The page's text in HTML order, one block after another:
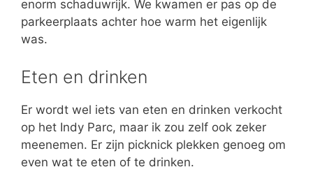
enorm schaduwrijk. We kwamen er pas op de
parkeerplaats achter hoe warm het eigenlijk
was.
Eten en drinken
Er wordt wel iets van eten en drinken verkocht
op het Indy Parc, maar ik zou zelf ook zeker
meenemen. Er zijn picknick plekken genoeg om
even wat te eten of te drinken.